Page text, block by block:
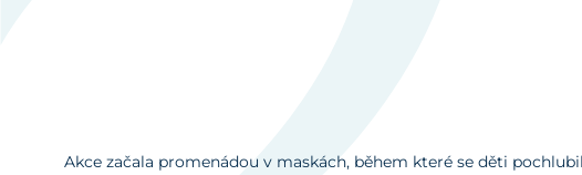
Akce začala promenádou v maskách, během které se děti